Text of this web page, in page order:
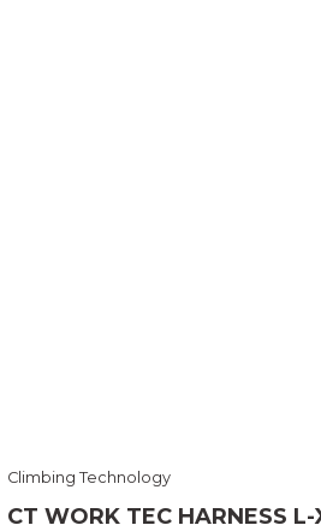
Climbing Technology
CT WORK TEC HARNESS